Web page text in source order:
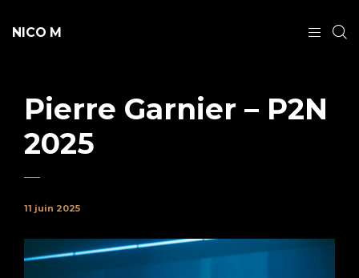
NICO M
Pierre Garnier – P2N
2025
11 juin 2025